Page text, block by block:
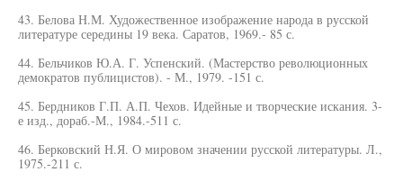
43. Белова Н.М. Художественное изображение народа в русской
литературе середины 19 века. Саратов, 1969.- 85 с.
44. Бельчиков Ю.А. Г. Успенский. (Мастерство революционных
демократов публицистов). - М., 1979. -151 с.
45. Бердников Г.П. А.П. Чехов. Идейные и творческие искания. 3-
е изд., дораб.-М., 1984.-511 с.
46. Берковский Н.Я. О мировом значении русской литературы. Л.,
1975.-211 с.